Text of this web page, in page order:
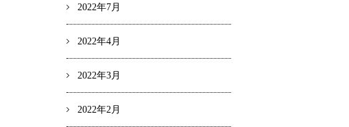
2022年7月
2022年4月
2022年3月
2022年2月